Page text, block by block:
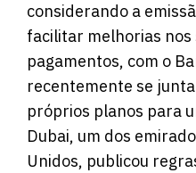
considerando a
facilitar melhorias
pagamentos, com o
recentemente se
próprios planos para
Dubai, um dos
Unidos, publicou